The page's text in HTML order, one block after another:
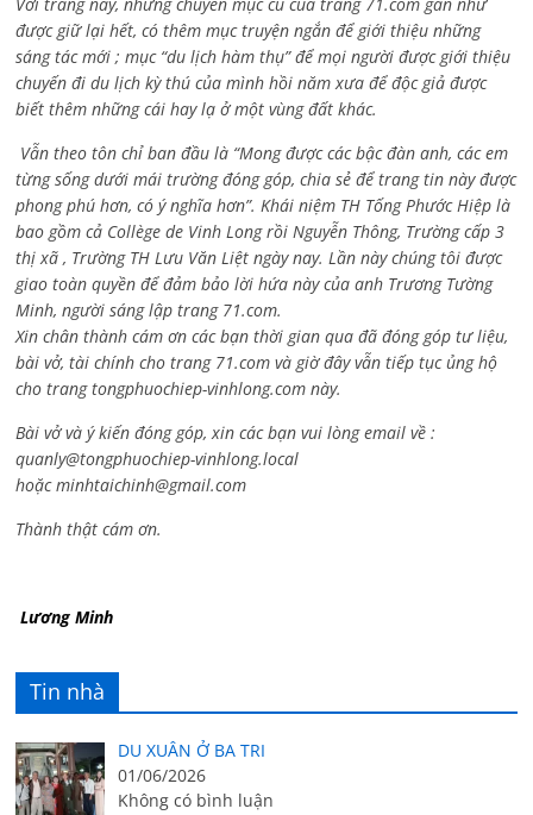
được giữ lại hết, có thêm mục truyện ngắn để giới thiệu những
sáng tác mới ; mục “du lịch hàm thụ” để mọi người được giới thiệu
chuyến đi du lịch kỳ thú của mình hồi năm xưa để độc giả được
biết thêm những cái hay lạ ở một vùng đất khác.
Vẫn theo tôn chỉ ban đầu là “Mong được các bậc đàn anh, các em
từng sống dưới mái trường đóng góp, chia sẻ để trang tin này được
phong phú hơn, có ý nghĩa hơn”. Khái niệm TH Tống Phước Hiệp là
bao gồm cả Collège de Vinh Long rồi Nguyễn Thông, Trường cấp 3
thị xã , Trường TH Lưu Văn Liệt ngày nay. Lần này chúng tôi được
giao toàn quyền để đảm bảo lời hứa này của anh Trương Tường
Minh, người sáng lập trang 71.com.
Xin chân thành cám ơn các bạn thời gian qua đã đóng góp tư liệu,
bài vở, tài chính cho trang 71.com và giờ đây vẫn tiếp tục ủng hộ
cho trang tongphuochiep-vinhlong.com này.
Bài vở và ý kiến đóng góp, xin các bạn vui lòng email về :
quanly@tongphuochiep-vinhlong.local
hoặcminhtaichinh@gmail.com
Thành thật cám ơn.
Lương Minh
Tin nhà
DU XUÂN Ở BA TRI
01/06/2026
Không có bình luận